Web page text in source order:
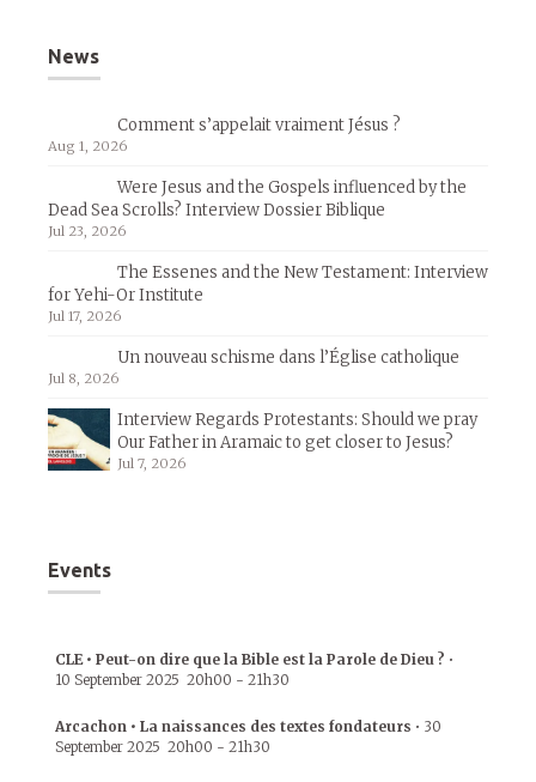
News
Comment s’appelait vraiment Jésus ?
Aug 1, 2026
Were Jesus and the Gospels influenced by the
Dead Sea Scrolls? Interview Dossier Biblique
Jul 23, 2026
The Essenes and the New Testament: Interview
for Yehi-Or Institute
Jul 17, 2026
Un nouveau schisme dans l’Église catholique
Jul 8, 2026
Interview Regards Protestants: Should we pray
Our Father in Aramaic to get closer to Jesus?
Jul 7, 2026
Events
CLE • Peut-on dire que la Bible est la Parole de Dieu ? •
10 September 2025 20h00 - 21h30
Arcachon • La naissances des textes fondateurs • 30
September 2025 20h00 - 21h30